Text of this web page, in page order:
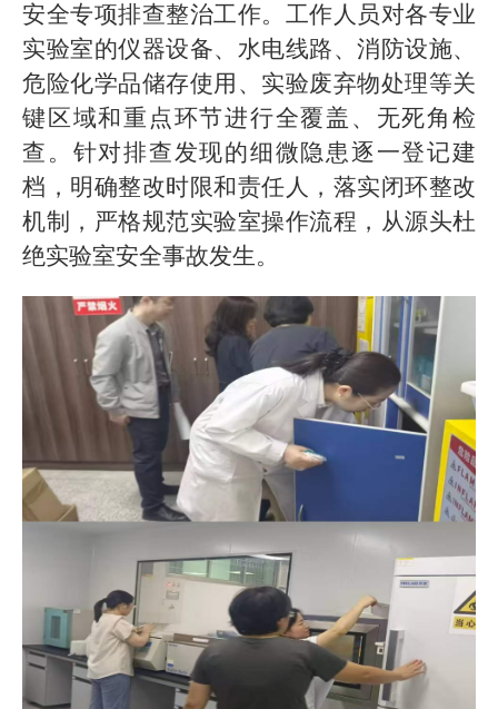
安全专项排查整治工作。工作人员对各专业
实验室的仪器设备、水电线路、消防设施、
危险化学品储存使用、实验废弃物处理等关
键区域和重点环节进行全覆盖、无死角检
查。针对排查发现的细微隐患逐一登记建
档，明确整改时限和责任人，落实闭环整改
机制，严格规范实验室操作流程，从源头杜
绝实验室安全事故发生。